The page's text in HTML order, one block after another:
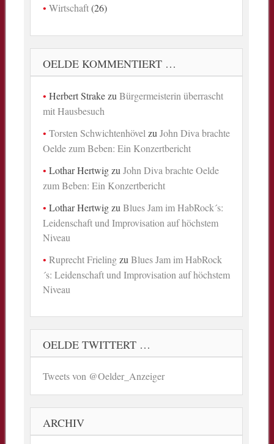
Wirtschaft(26)
OELDE KOMMENTIERT …
Herbert StrakezuBürgermeisterin überrascht
mit Hausbesuch
Torsten Schwichtenhövel zuJohn Diva brachte
Oelde zum Beben: Ein Konzertbericht
Lothar HertwigzuJohn Diva brachte Oelde
zum Beben: Ein Konzertbericht
Lothar HertwigzuBlues Jam im HabRock´s:
Leidenschaft und Improvisation auf höchstem
Niveau
Ruprecht FrielingzuBlues Jam im HabRock
´s: Leidenschaft und Improvisation auf höchstem
Niveau
OELDE TWITTERT …
Tweets von @Oelder_Anzeiger
ARCHIV